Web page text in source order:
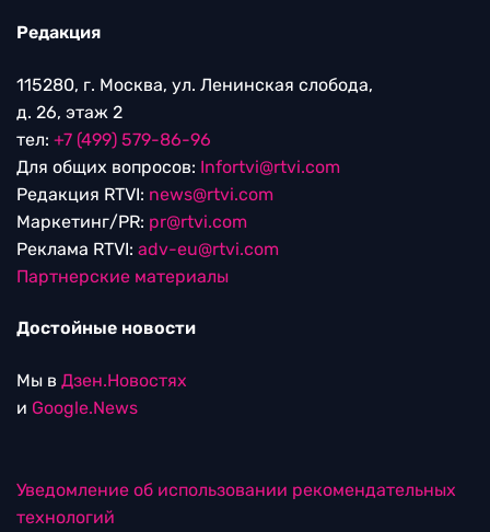
Редакция
115280, г. Москва, ул. Ленинская слобода,
д. 26, этаж 2
тел: +7 (499) 579-86-96
Для общих вопросов: Infortvi@rtvi.com
Редакция RTVI: news@rtvi.com
Маркетинг/PR: pr@rtvi.com
Реклама RTVI: adv-eu@rtvi.com
Партнерские материалы
Достойные новости
Мы в Дзен.Новостях
и Google.News
Уведомление об использовании рекомендательных
технологий